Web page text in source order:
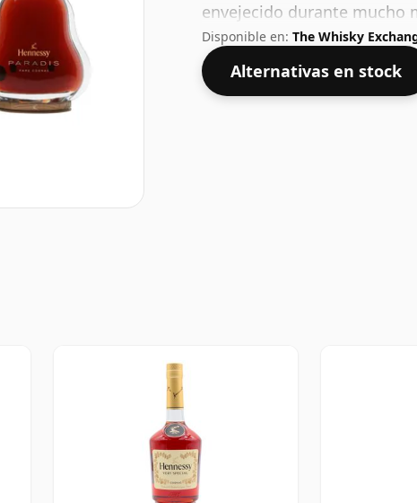
envejecido durante mucho
Disponible en: The Whisky
Alternativas en stock